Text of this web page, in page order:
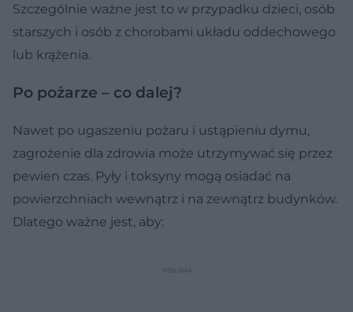
Szczególnie ważne jest to w przypadku dzieci, osób
starszych i osób z chorobami układu oddechowego
lub krążenia.
Po pożarze – co dalej?
Nawet po ugaszeniu pożaru i ustąpieniu dymu,
zagrożenie dla zdrowia może utrzymywać się przez
pewien czas. Pyły i toksyny mogą osiadać na
powierzchniach wewnątrz i na zewnątrz budynków.
Dlatego ważne jest, aby: